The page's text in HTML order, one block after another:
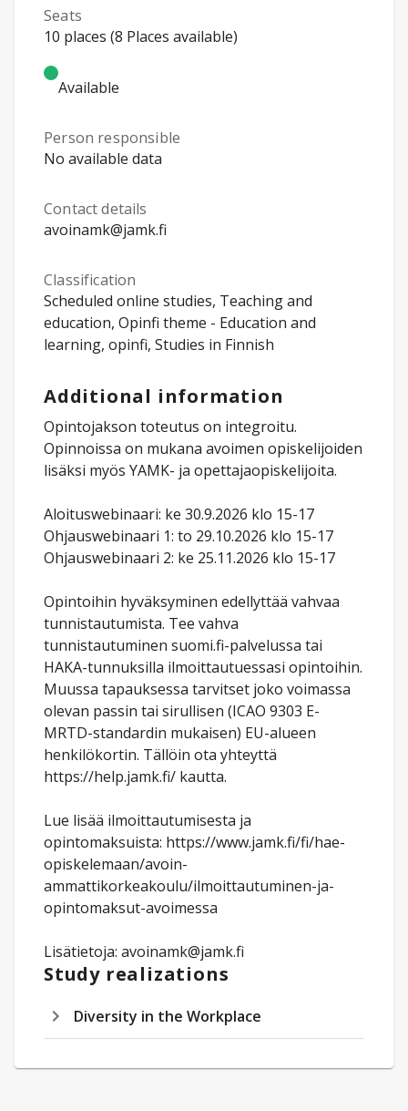
Seats
10 places (8 Places available)
Available
Person responsible
No available data
Contact details
avoinamk@jamk.fi
Classification
Scheduled online studies, Teaching and
education, Opinfi theme - Education and
learning, opinfi, Studies in Finnish
Additional information
Opintojakson toteutus on integroitu.
Opinnoissa on mukana avoimen opiskelijoiden
lisäksi myös YAMK- ja opettajaopiskelijoita.
Aloituswebinaari: ke 30.9.2026 klo 15-17
Ohjauswebinaari 1: to 29.10.2026 klo 15-17
Ohjauswebinaari 2: ke 25.11.2026 klo 15-17
Opintoihin hyväksyminen edellyttää vahvaa
tunnistautumista. Tee vahva
tunnistautuminen suomi.fi-palvelussa tai
HAKA-tunnuksilla ilmoittautuessasi opintoihin.
Muussa tapauksessa tarvitset joko voimassa
olevan passin tai sirullisen (ICAO 9303 E-
MRTD-standardin mukaisen) EU-alueen
henkilökortin. Tällöin ota yhteyttä
https://help.jamk.fi/ kautta.
Lue lisää ilmoittautumisesta ja
opintomaksuista: https://www.jamk.fi/fi/hae-
opiskelemaan/avoin-
ammattikorkeakoulu/ilmoittautuminen-ja-
opintomaksut-avoimessa
Lisätietoja: avoinamk@jamk.fi
Study realizations
Diversity in the Workplace